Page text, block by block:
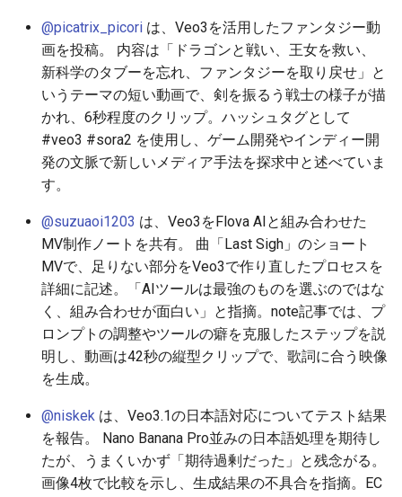
2026-06-23
2026-06-22
2026-06-21
2026-06-20
2026-06-18
2026-06-17
2026-06-16
2026-06-14
2026-06-13
2025-12-08
2025-12-07
2025-12-06
2025-12-05
2025-12-03
2025-12-02
2025-12-01
2025-11-29
2025-11-28
2026-06-23
2026-06-22
2026-06-21
2026-06-20
2026-06-18
2026-06-17
2026-06-16
2026-06-14
2026-06-13
2025-12-08
2025-12-07
2025-12-06
2025-12-05
2025-12-03
2025-12-02
2025-12-01
2025-11-29
2025-11-28
2026-02-01
2026-01-25
2026-01-18
2026-01-11
2026-02-05
2026-02-01
2026-01-25
2026-01-18
2026-01-11
2026-06-21
2026-06-20
2026-06-19
2026-06-18
2026-06-16
2026-06-14
2026-06-13
2026-06-11
2026-06-10
2025-12-08
2025-12-07
2025-12-06
2025-12-05
2025-12-03
2025-12-02
2025-12-01
2025-11-29
2025-11-28
2026-02-01
2026-01-25
2026-01-18
2026-01-11
2026-01-25
2026-01-18
2026-01-13
2026-06-21
2026-06-20
2026-06-19
2026-06-18
2026-06-17
2026-06-16
2026-06-15
2026-06-14
2026-06-13
2026-06-12
2026-06-11
2026-02-01
2026-01-25
2026-01-18
2026-01-11
2026-06-23
2026-06-22
2026-06-21
2026-06-20
2026-06-18
2026-06-17
2026-06-16
2026-06-14
2026-06-13
2026-06-18
2026-06-17
2026-06-16
2026-06-15
2026-06-13
2026-06-11
2026-06-10
2026-06-08
2026-06-07
@picatrix_picori は、Veo3を活用したファンタジー動
画を投稿。 内容は「ドラゴンと戦い、王女を救い、
新科学のタブーを忘れ、ファンタジーを取り戻せ」と
いうテーマの短い動画で、剣を振るう戦士の様子が描
かれ、6秒程度のクリップ。ハッシュタグとして
#veo3 #sora2 を使用し、ゲーム開発やインディー開
発の文脈で新しいメディア手法を探求中と述べていま
す。
@suzuaoi1203 は、Veo3をFlova AIと組み合わせた
MV制作ノートを共有。 曲「Last Sigh」のショート
MVで、足りない部分をVeo3で作り直したプロセスを
詳細に記述。「AIツールは最強のものを選ぶのではな
く、組み合わせが面白い」と指摘。note記事では、プ
ロンプトの調整やツールの癖を克服したステップを説
明し、動画は42秒の縦型クリップで、歌詞に合う映像
を生成。
@niskek は、Veo3.1の日本語対応についてテスト結果
を報告。 Nano Banana Pro並みの日本語処理を期待し
たが、うまくいかず「期待過剰だった」と残念がる。
画像4枚で比較を示し、生成結果の不具合を指摘。EC